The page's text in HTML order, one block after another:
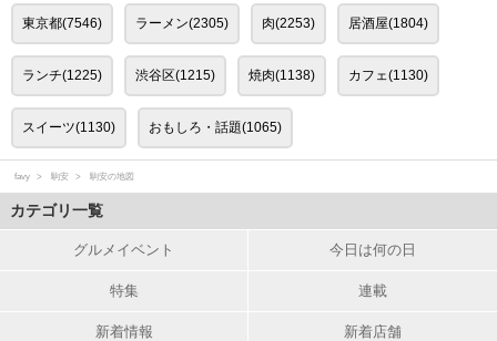
東京都(7546) ラーメン(2305) 肉(2253) 居酒屋(1804)
ランチ(1225) 渋谷区(1215) 焼肉(1138) カフェ(1130)
スイーツ(1130) おもしろ・話題(1065)
favy 駒安 駒安の地図
カテゴリ一覧
グルメイベント 今日は何の日
特集 連載
新着情報 新着店舗